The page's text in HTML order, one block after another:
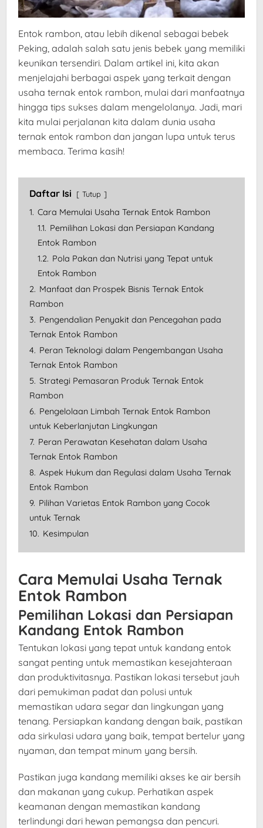
Entok rambon, atau lebih dikenal sebagai bebek
Peking, adalah salah satu jenis bebek yang memiliki
keunikan tersendiri. Dalam artikel ini, kita akan
menjelajahi berbagai aspek yang terkait dengan
usaha ternak entok rambon, mulai dari manfaatnya
hingga tips sukses dalam mengelolanya. Jadi, mari
kita mulai perjalanan kita dalam dunia usaha
ternak entok rambon dan jangan lupa untuk terus
membaca. Terima kasih!
Daftar Isi Tutup
1. Cara Memulai Usaha Ternak Entok Rambon
1.1. Pemilihan Lokasi dan Persiapan Kandang
Entok Rambon
1.2. Pola Pakan dan Nutrisi yang Tepat untuk
Entok Rambon
2. Manfaat dan Prospek Bisnis Ternak Entok
Rambon
3. Pengendalian Penyakit dan Pencegahan pada
Ternak Entok Rambon
4. Peran Teknologi dalam Pengembangan Usaha
Ternak Entok Rambon
5. Strategi Pemasaran Produk Ternak Entok
Rambon
6. Pengelolaan Limbah Ternak Entok Rambon
untuk Keberlanjutan Lingkungan
7. Peran Perawatan Kesehatan dalam Usaha
Ternak Entok Rambon
8. Aspek Hukum dan Regulasi dalam Usaha Ternak
Entok Rambon
9. Pilihan Varietas Entok Rambon yang Cocok
untuk Ternak
10. Kesimpulan
Cara Memulai Usaha Ternak
Entok Rambon
Pemilihan Lokasi dan Persiapan
Kandang Entok Rambon
Tentukan lokasi yang tepat untuk kandang entok
sangat penting untuk memastikan kesejahteraan
dan produktivitasnya. Pastikan lokasi tersebut jauh
dari pemukiman padat dan polusi untuk
memastikan udara segar dan lingkungan yang
tenang. Persiapkan kandang dengan baik, pastikan
ada sirkulasi udara yang baik, tempat bertelur yang
nyaman, dan tempat minum yang bersih.
Pastikan juga kandang memiliki akses ke air bersih
dan makanan yang cukup. Perhatikan aspek
keamanan dengan memastikan kandang
terlindungi dari hewan pemangsa dan pencuri.